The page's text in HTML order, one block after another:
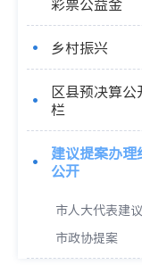
乡村振兴
区县预决算公
栏
建议提案办理
公开
市人大代表建议
市政协提案